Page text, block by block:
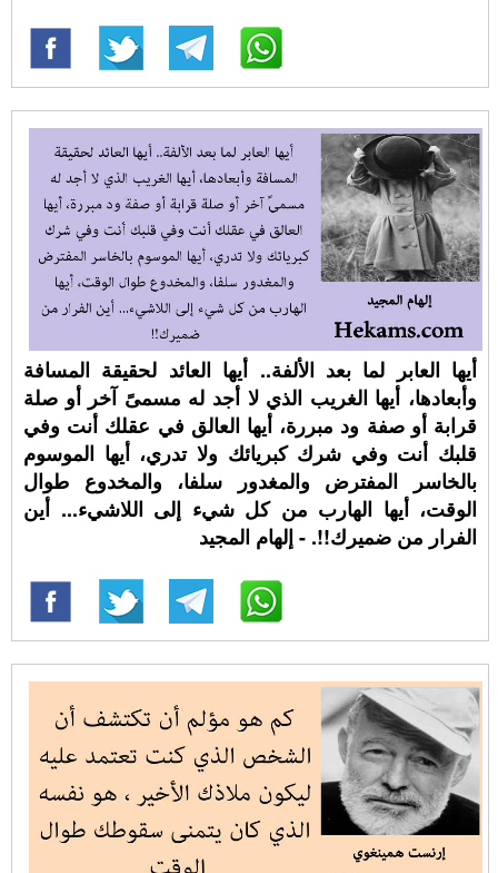
أيها العابر لما بعد الألفة.. أيها العائد لحقيقة المسافة
وأبعادها، أيها الغريب الذي لا أجد له مسمىً آخر أو صلة
قرابة أو صفة ود مبررة، أيها العالق في عقلك أنت وفي
قلبك أنت وفي شرك كبريائك ولا تدري، أيها الموسوم
بالخاسر المفترض والمغدور سلفا، والمخدوع طوال
الوقت، أيها الهارب من كل شيء إلى اللاشيء... أين
الفرار من ضميرك!!. - إلهام المجيد